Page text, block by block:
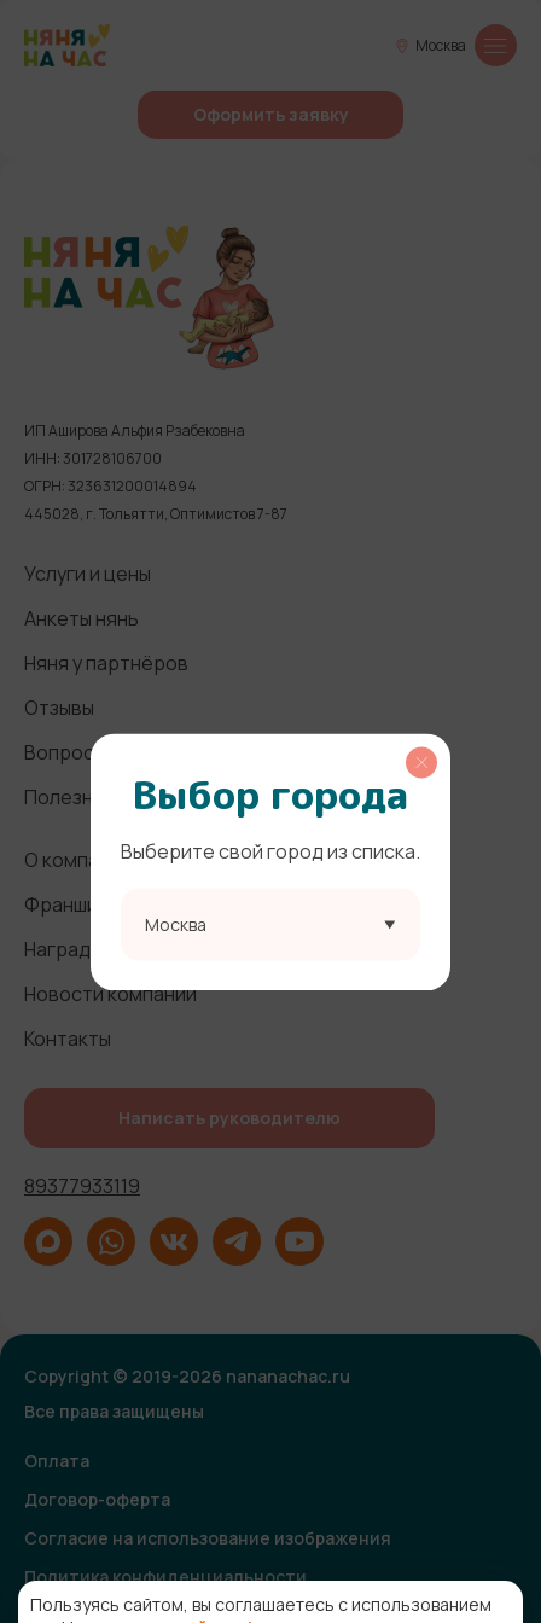
Москва
Оформить заявку
ИП Аширова Альфия Рзабековна
ИНН: 301728106700
ОГРН: 323631200014894
445028, г. Тольятти, Оптимистов 7-87
Услуги и цены
Анкеты нянь
Няня у партнёров
Отзывы
Вопросы и ответы
Полезные статьи
О компании
Франшиза
Награды и СМИ
Новости компании
Контакты
Написать руководителю
89377933119
Copyright © 2019-2026 nananachac.ru
Все права защищены
Оплата
Договор-оферта
Согласие на использование изображения
Политика конфиденциальности
Согласие на получение рекламной и информационной
Выбор города
Выберите свой город из списка.
Москва
Пользуясь сайтом, вы соглашаетесь с использованием